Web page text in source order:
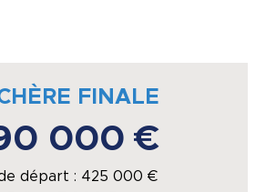
FINALE
000 €
départ : 425 000 €